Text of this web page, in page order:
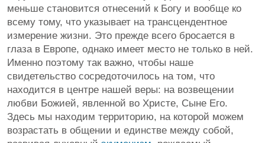
меньше становится отнесений к Богу и вообще ко
всему тому, что указывает на трансцендентное
измерение жизни. Это прежде всего бросается в
глаза в Европе, однако имеет место не только в ней.
Именно поэтому так важно, чтобы наше
свидетельство сосредоточилось на том, что
находится в центре нашей веры: на возвещении
любви Божией, явленной во Христе, Сыне Его.
Здесь мы находим территорию, на которой можем
возрастать в общении и единстве между собой,